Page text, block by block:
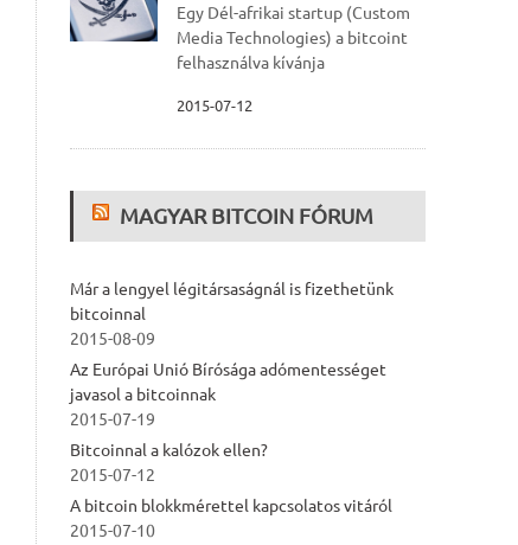
Egy Dél-afrikai startup (Custom
Media Technologies) a bitcoint
felhasználva kívánja
2015-07-12
MAGYAR BITCOIN FÓRUM
Már a lengyel légitársaságnál is fizethetünk
bitcoinnal
2015-08-09
Az Európai Unió Bírósága adómentességet
javasol a bitcoinnak
2015-07-19
Bitcoinnal a kalózok ellen?
2015-07-12
A bitcoin blokkmérettel kapcsolatos vitáról
2015-07-10